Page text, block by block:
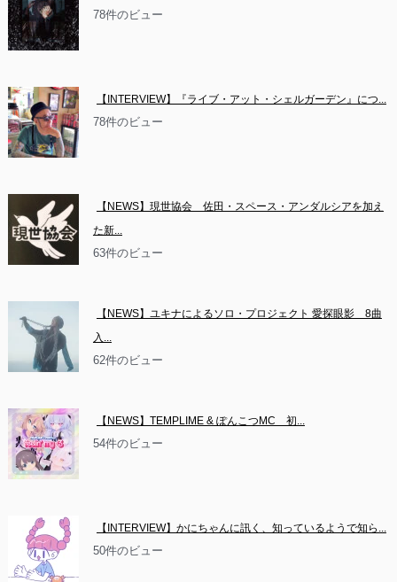
78件のビュー
【INTERVIEW】『ライブ・アット・シェルガーデン』につ...
78件のビュー
【NEWS】現世協会　佐田・スペース・アンダルシアを加え
た新...
63件のビュー
【NEWS】ユキナによるソロ・プロジェクト 愛探眼影　8曲
入...
62件のビュー
【NEWS】TEMPLIME & ぽんこつMC　初...
54件のビュー
【INTERVIEW】かにちゃんに訊く、知っているようで知ら...
50件のビュー